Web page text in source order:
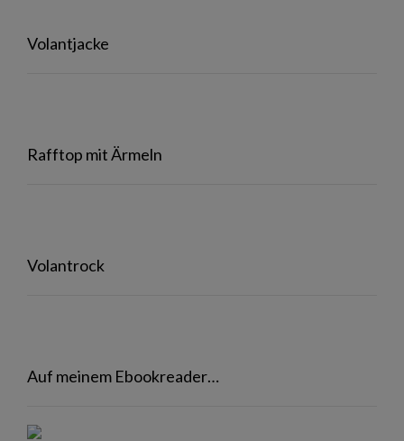
Volantjacke
Rafftop mit Ärmeln
Volantrock
Auf meinem Ebookreader…